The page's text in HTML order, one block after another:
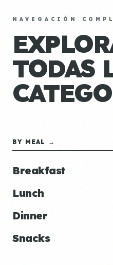
NAVEGACIÓN
TODAS
BY MEAL →
Breakfast
Lunch
Dinner
Snacks